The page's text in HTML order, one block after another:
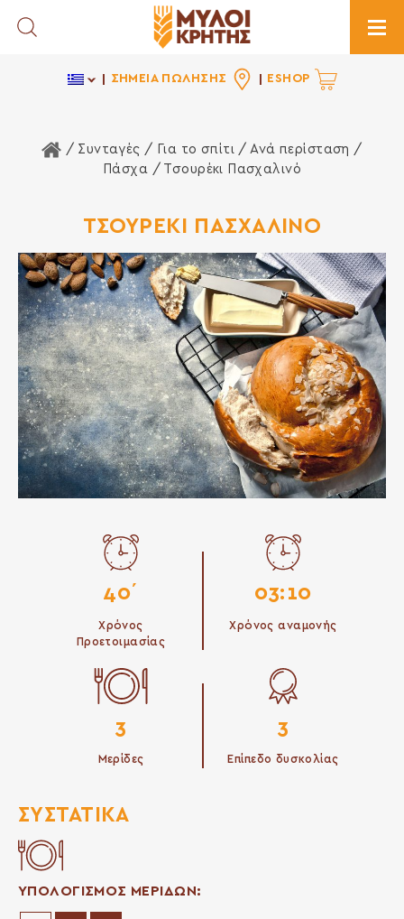
Toggle Search
ΣΗΜΕΙΑ ΠΩΛΗΣΗΣ ESHOP
Αρχική Σελίδα
/ Συνταγές / Για το σπίτι /Ανά περίσταση /
Πάσχα / Τσουρέκι Πασχαλινό
ΤΣΟΥΡΕΚΙ ΠΑΣΧΑΛΙΝΟ
40΄
Χρόνος
Προετοιμασίας
03:10
Χρόνος αναμονής
3
Μερίδες
3
Επίπεδο δυσκολίας
ΣΥΣΤΑΤΙΚΆ
ΥΠΟΛΟΓΙΣΜΟΣ ΜΕΡΙΔΩΝ: